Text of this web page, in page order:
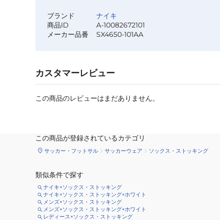
ブランド
ナイキ
商品ID
A-10082672101
メーカー品番
SX4650-101AA
カスタマーレビュー
この商品のレビューはまだありません。
この商品が登録されているカテゴリ
サッカー・フットサル サッカーウェア ソックス・ストッキング
類似条件で探す
ナイキ×ソックス・ストッキング
ナイキ×ソックス・ストッキング×ホワイト
メンズ×ソックス・ストッキング
メンズ×ソックス・ストッキング×ホワイト
レディース×ソックス・ストッキング